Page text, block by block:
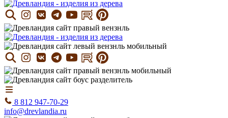
8 812 947-70-29
info@drevlandia.ru